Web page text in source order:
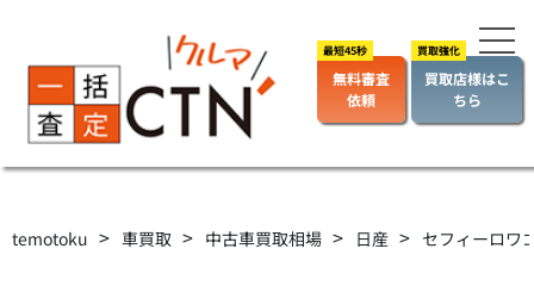
無料審査
依頼
買取店様はこ
ちら
temotoku > 車買取 > 中古車買取相場 > 日産 > セフィーロワ